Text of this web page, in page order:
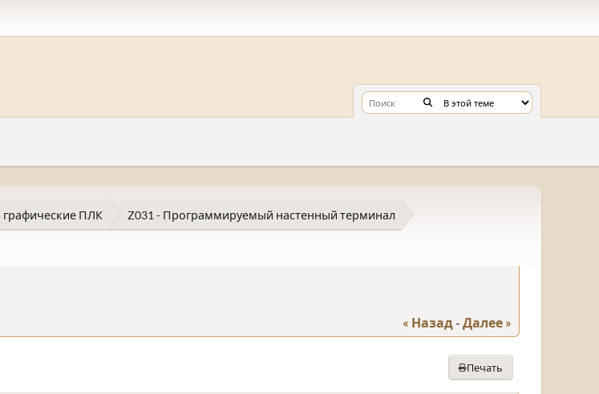
графические ПЛК Z031 - Программируемый настенный терминал
« Назад - Далее »
Печать